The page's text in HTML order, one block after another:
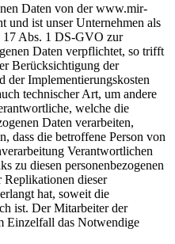
Daten von der www.mir-
und ist unser Unternehmen als
17 Abs. 1 DS-GVO zur
Daten verpflichtet, so trifft
Berücksichtigung der
der Implementierungskosten
technischer Art, um andere
welche die
Daten verarbeiten,
dass die betroffene Person von
Verantwortlichen
zu diesen personenbezogenen
dieser
hat, soweit die
ist. Der Mitarbeiter der
das Notwendige